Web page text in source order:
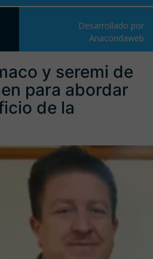
Desarrollado por
Anacondaweb
y seremi de
para abordar
de la